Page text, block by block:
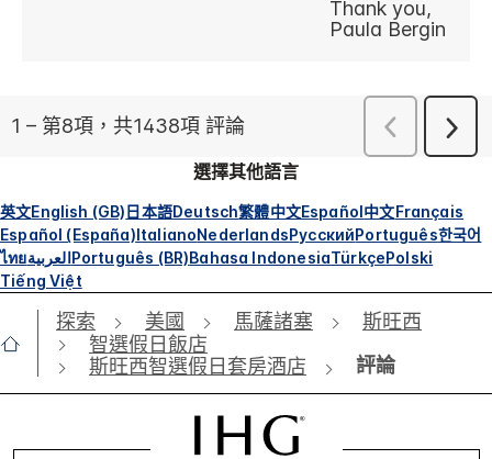
選擇其他語言
英文English (GB)日本語Deutsch繁體中文Español中文Français
Español (España)ItalianoNederlandsРусскийPortuguês한국어
ไทยالعربيةPortuguês (BR)Bahasa IndonesiaTürkçePolski
Tiếng Việt
探索 美國 馬薩諸塞
斯旺西
智選假日飯店
斯旺西智選假日套房酒店
評論